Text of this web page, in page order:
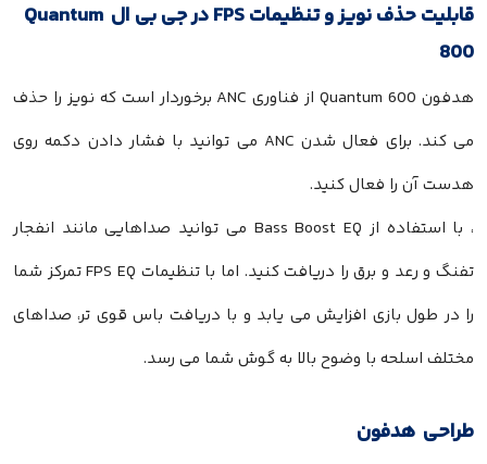
قابلیت حذف نویز و تنظیمات FPS در جی بی ال Quantum
800
هدفون Quantum 600 از فناوری ANC برخوردار است که نویز را حذف
می کند. برای فعال شدن ANC می توانید با فشار دادن دکمه روی
هدست آن را فعال کنید.
، با استفاده از Bass Boost EQ می توانید صداهایی مانند انفجار
تفنگ و رعد و برق را دریافت کنید. اما با تنظیمات FPS EQ تمرکز شما
را در طول بازی افزایش می یابد و با دریافت باس قوی تر، صداهای
مختلف اسلحه با وضوح بالا به گوش شما می رسد.
طراحی هدفون